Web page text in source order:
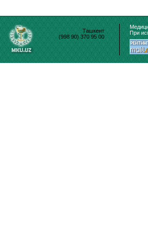
Ташкент
(998 90) 370 95 00
При